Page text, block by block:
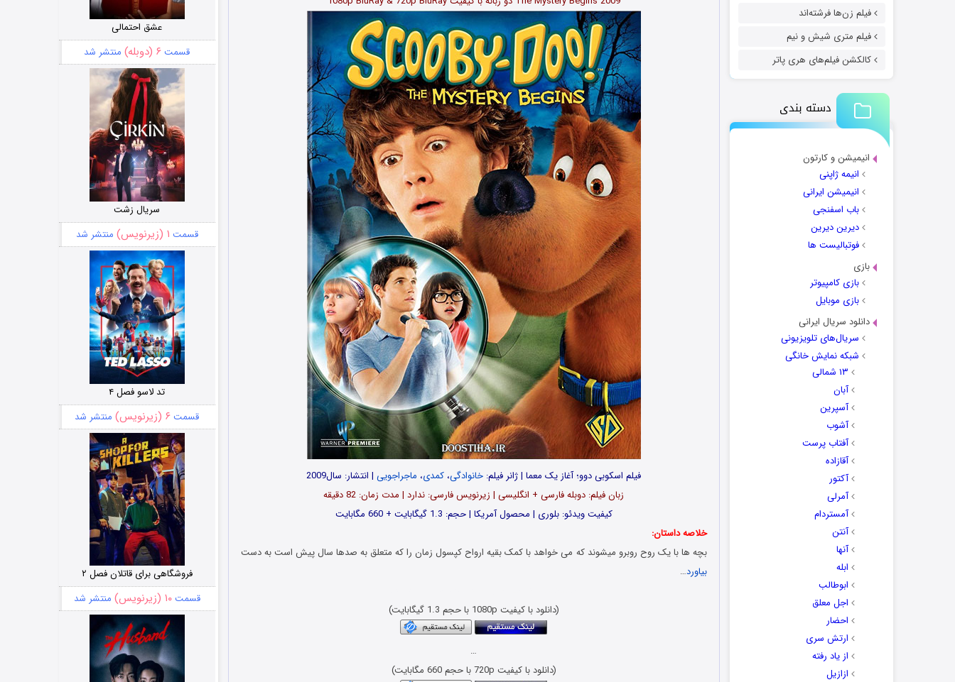
فیلم زن‌ها فرشته‌اند
فیلم متری شیش و نیم
کالکشن فیلم‌های هری پاتر
دسته بندی
انیمیشن و کارتون
انیمه ژاپنی
انیمیشن ایرانی
باب اسفنجی
دیرین دیرین
فوتبالیست ها
بازی
بازی کامپیوتر
بازی موبایل
دانلود سریال ایرانی
سریال‌های تلویزیونی
شبکه نمایش خانگی
۱۳ شمالی
آبان
آسپرین
آشوب
آفتاب پرست
آقازاده
آکتور
آمرلی
آمستردام
آنتن
آنها
ابله
ابوطالب
اجل معلق
احضار
ارتش سری
از یاد رفته
ازازیل
فیلم اسکوبی دوو؛ آغاز یک معما | ژانر فیلم: خانوادگی، کمدی، ماجراجویی| انتشار: سال2009
زبان فیلم: دوبله فارسی + انگلیسی | زیرنویس فارسی: ندارد | مدت زمان: 82 دقیقه
کیفیت ویدئو: بلوری | محصول آمریکا | حجم: 1.3 گیگابایت + 660 مگابایت
خلاصه داستان:
بچه ها با یک روح روبرو میشوند که می خواهد با کمک بقیه ارواح کپسول زمان را که متعلق به صدها سال پیش است به دست
بیاورد…
(دانلود با کیفیت 1080p با حجم 1.3 گیگابایت)
…
(دانلود با کیفیت 720p با حجم 660 مگابایت)
عشق احتمالی
قسمت ۶ (دوبله) منتشر شد
سریال زشت
قسمت ۱ (زیرنویس) منتشر شد
تد لاسو فصل ۴
قسمت ۶ (زیرنویس) منتشر شد
فروشگاهی برای قاتلان فصل ۲
قسمت۱۰ (زیرنویس) منتشر شد